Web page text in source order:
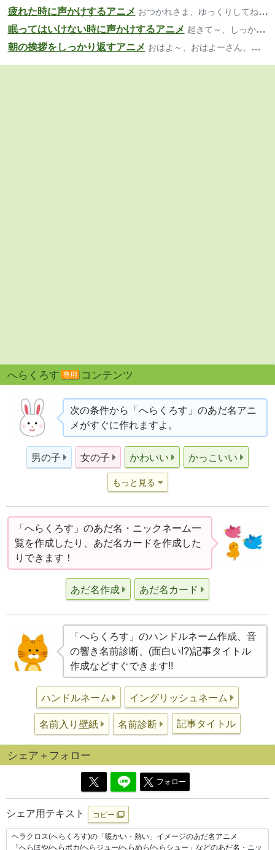
疲れた時に声かけするアニメ おつかれさま、ゆっくりしてね、大丈夫？
眠ってはいけない時に声かけするアニメ 起きて～、しっかり、寝ちゃダメだよ
朝の挨拶をしっかり返すアニメ おはよ～、おはよーさん、おっは！
へらくろす 専用 コンテンツ
次の条件から「へらくろす」のあだ名アニ
メがすぐに作れますよ。
男の子 女の子 かわいい かっこいい
もっと見る
「へらくろす」のあだ名・ニックネーム一
覧を作成したり、あだ名カードを作成した
りできます！
あだ名作成 あだ名カード
「へらくろす」のハンドルネーム作成、音
の響き名前診断、(面白い!?)記事タイトル
作成などすぐできます!!
ハンドルネーム イングリッシュネーム
名前入り壁紙 名前診断 記事タイトル
シェア＋フォロー
フォロー
シェア用テキスト コピー